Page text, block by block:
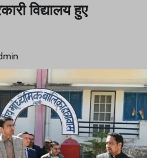
विद्यालय हुए